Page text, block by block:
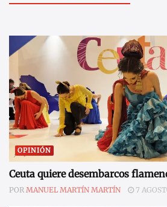
OPINIÓN
Ceuta quiere desembarcos
POR MANUEL MARTÍN MARTÍN 7